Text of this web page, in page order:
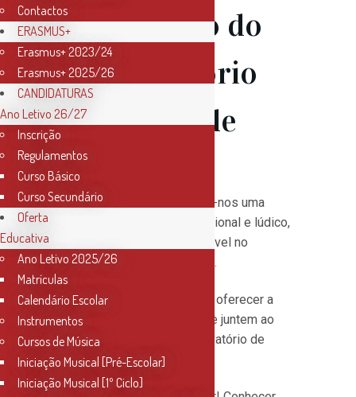
12 AbrCoro do
Conservatório
de Música de
Santarém
Cantar em Coro proporciona-nos uma
sensação de conforto emocional e lúdico,
surpreendente e indispensável no
relacionamento com o Outro.
É este sentir que queremos oferecer a
todos vós, sugerindo que se juntem ao
Coro de Adultos do Conservatório de
Música de Santarém!
Contactos
ERASMUS+
Erasmus+ 2023/24
Erasmus+ 2025/26
CANDIDATURAS
Ano Letivo 26/27
Inscrição
Regulamentos
Curso Básico
Curso Secundário
Oferta
Educativa
Ano Letivo 2025/26
Matrículas
Calendário Escolar
Instrumentos
Cursos de Música
Iniciação Musical [Pré-Escolar]
Iniciação Musical [1º Ciclo]